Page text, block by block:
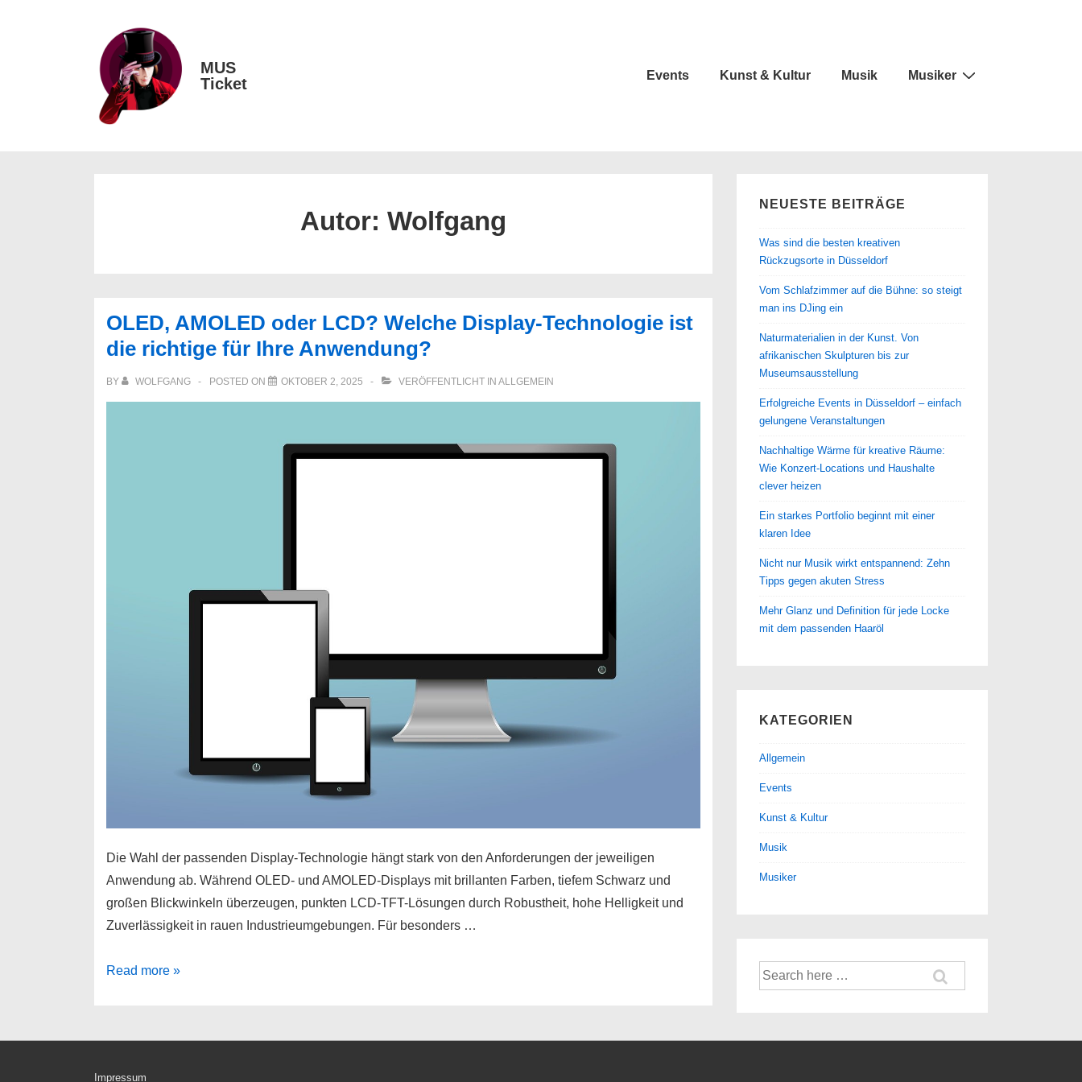
MUS
Ticket
Events Kunst & Kultur Musik Musiker
Autor: Wolfgang
OLED, AMOLED oder LCD? Welche Display-Technologie ist
die richtige für Ihre Anwendung?
BY WOLFGANG POSTED ON OKTOBER 2, 2025 VERÖFFENTLICHT IN ALLGEMEIN
Die Wahl der passenden Display-Technologie hängt stark von den Anforderungen der jeweiligen
Anwendung ab. Während OLED- und AMOLED-Displays mit brillanten Farben, tiefem Schwarz und
großen Blickwinkeln überzeugen, punkten LCD-TFT-Lösungen durch Robustheit, hohe Helligkeit und
Zuverlässigkeit in rauen Industrieumgebungen. Für besonders …
OLED,
LCD?
Read more »
NEUESTE BEITRÄGE
Was sind die besten kreativen
Rückzugsorte in Düsseldorf
Vom Schlafzimmer auf die Bühne: so steigt
man ins DJing ein
Naturmaterialien in der Kunst. Von
afrikanischen Skulpturen bis zur
Museumsausstellung
Erfolgreiche Events in Düsseldorf – einfach
gelungene Veranstaltungen
Nachhaltige Wärme für kreative Räume:
Wie Konzert-Locations und Haushalte
clever heizen
Ein starkes Portfolio beginnt mit einer
klaren Idee
Nicht nur Musik wirkt entspannend: Zehn
Tipps gegen akuten Stress
Mehr Glanz und Definition für jede Locke
mit dem passenden Haaröl
KATEGORIEN
Allgemein
Events
Kunst & Kultur
Musik
Musiker
Suche
nach:
Impressum